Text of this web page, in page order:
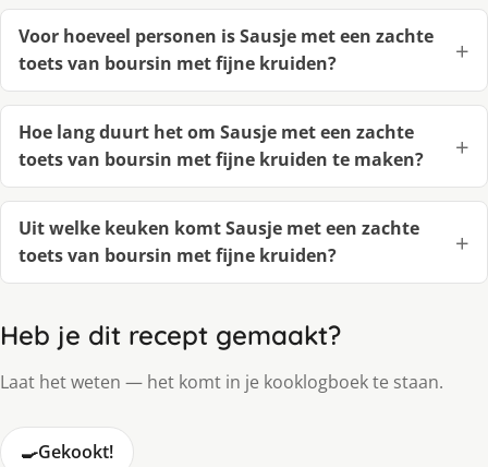
Voor hoeveel personen is Sausje met een zachte
toets van boursin met fijne kruiden?
Hoe lang duurt het om Sausje met een zachte
toets van boursin met fijne kruiden te maken?
Uit welke keuken komt Sausje met een zachte
toets van boursin met fijne kruiden?
Heb je dit recept gemaakt?
Laat het weten — het komt in je kooklogboek te staan.
🍳Gekookt!